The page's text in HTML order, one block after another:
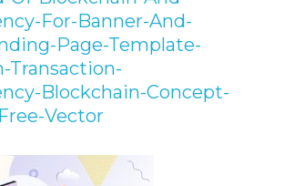
For-Banner-And-
Page-Template-
Transaction-
Blockchain-Concept-
Vector